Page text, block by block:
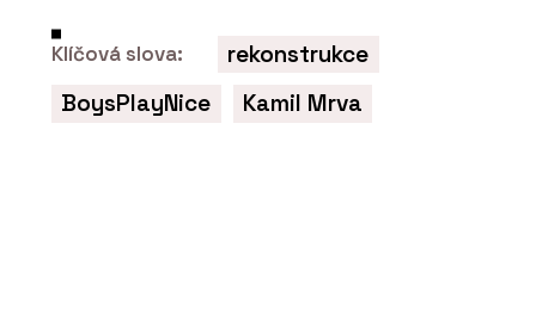
PRODUKTY
Konferenční stolky - BeOak by
Javorina
Klíčová slova:
rekonstrukce
BoysPlayNice
Kamil Mrva